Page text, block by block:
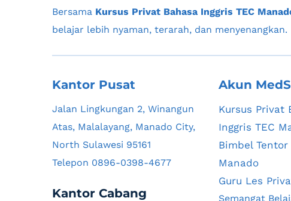
Bersama Kursus Privat Bahasa Inggris TEC
belajar lebih nyaman, terarah, dan menyenangkan.
Kantor Pusat
Jalan Lingkungan 2, Winangun
Atas, Malalayang, Manado City,
North Sulawesi 95161
Telepon 0896-0398-4677
Kantor Cabang
Akun
Kursus Privat
Inggris TEC
Bimbel
Manado
Guru Les